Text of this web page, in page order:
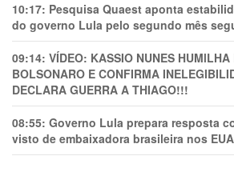
10:17: Pesquisa Quaest aponta
do governo Lula pelo segundo mês
09:14: VÍDEO: KASSIO NUNES
BOLSONARO E CONFIRMA
DECLARA GUERRA A THIAGO!!!
08:55: Governo Lula prepara resposta
visto de embaixadora brasileira nos EUA